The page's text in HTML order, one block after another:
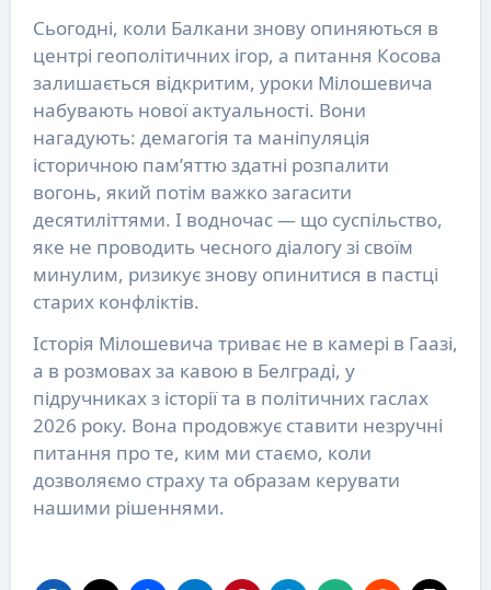
Сьогодні, коли Балкани знову опиняються в
центрі геополітичних ігор, а питання Косова
залишається відкритим, уроки Мілошевича
набувають нової актуальності. Вони
нагадують: демагогія та маніпуляція
історичною пам’яттю здатні розпалити
вогонь, який потім важко загасити
десятиліттями. І водночас — що суспільство,
яке не проводить чесного діалогу зі своїм
минулим, ризикує знову опинитися в пастці
старих конфліктів.
Історія Мілошевича триває не в камері в Гаазі,
а в розмовах за кавою в Белграді, у
підручниках з історії та в політичних гаслах
2026 року. Вона продовжує ставити незручні
питання про те, ким ми стаємо, коли
дозволяємо страху та образам керувати
нашими рішеннями.